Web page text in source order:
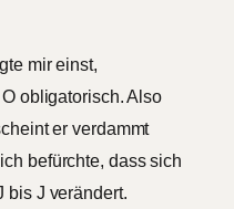
mir einst,
obligatorisch. Also
er verdammt
befürchte, dass sich
bis J verändert.